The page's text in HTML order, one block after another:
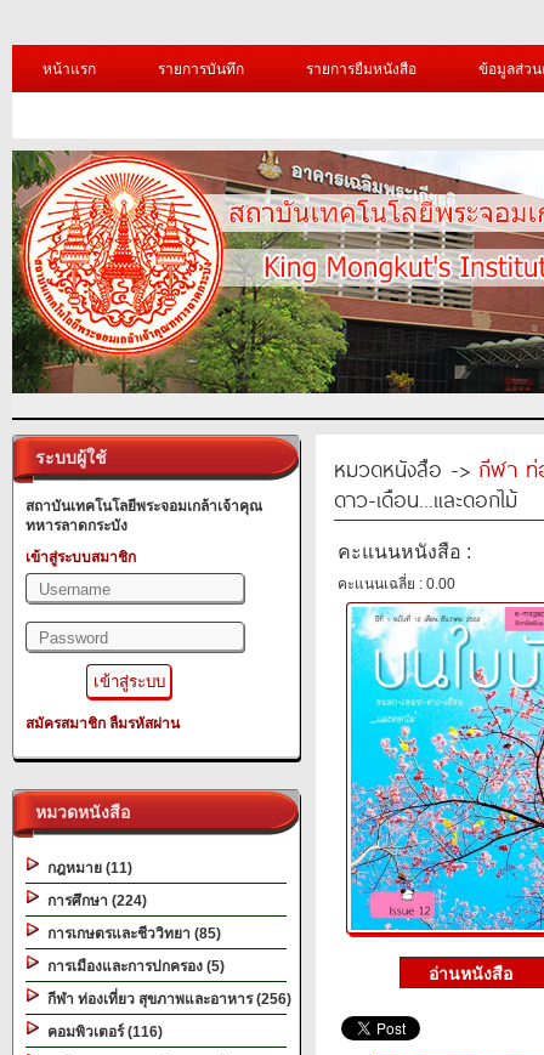
หน้าแรก รายการบันทึก รายการยืมหนังสือ ข้อมูลส่ว
ระบบผู้ใช้
สถาบันเทคโนโลยีพระจอมเกล้าเจ้าคุณ
ทหารลาดกระบัง
เข้าสู่ระบบสมาชิก
สมัครสมาชิก ลืมรหัสผ่าน
หมวดหนังสือ
กฎหมาย (11)
การศึกษา (224)
การเกษตรและชีววิทยา (85)
การเมืองและการปกครอง (5)
กีฬา ท่องเที่ยว สุขภาพและอาหาร (256)
คอมพิวเตอร์ (116)
หมวดหนังสือ -> กีฬา ท่
ดาว-เดือน...และดอกไม้
คะแนนหนังสือ :
คะแนนเฉลี่ย : 0.00